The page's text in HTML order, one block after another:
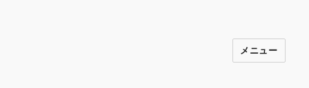
INNOCENCE ～日常に彩りを～ フ
メニュー